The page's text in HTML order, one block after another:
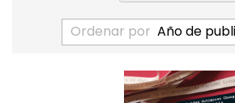
Ordenar por